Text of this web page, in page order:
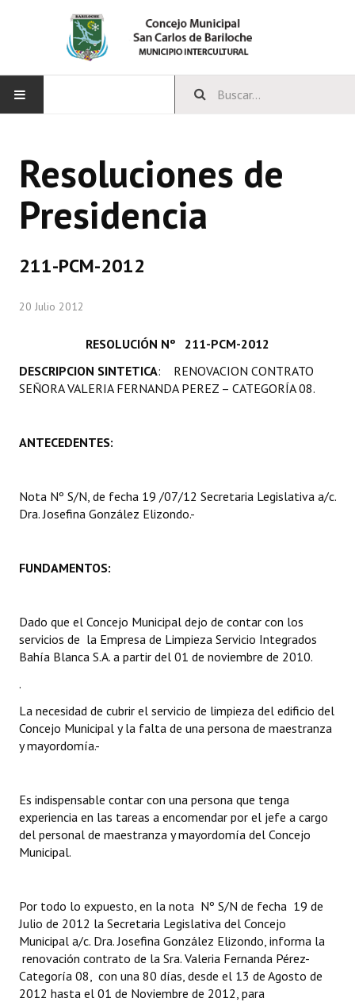
CONCEJO
Bloques Políticos
Comisiones Permanentes
Comisiones Especiales
Concejales Mandato Cumplido
Programas
Constitución Nacional
Carta Orgánica 2007
Digesto
DOCUMENTOS
Proyectos Presentados
Dictámenes Asesoría Letrada
Informes de Unidad Coordinadora
Ejecución Presupuestaria
NORMATIVA
Comunicaciones
Declaraciones
Resoluciones de
Presidencia
211-PCM-2012
20 Julio 2012
RESOLUCIÓN Nº 211-PCM-2012
DESCRIPCION SINTETICA: RENOVACION CONTRATO
SEÑORA VALERIA FERNANDA PEREZ – CATEGORÍA 08.
ANTECEDENTES:
Nota Nº S/N, de fecha 19 /07/12 Secretaria Legislativa a/c.
Dra. Josefina González Elizondo.-
FUNDAMENTOS:
Dado que el Concejo Municipal dejo de contar con los
servicios de la Empresa de Limpieza Servicio Integrados
Bahía Blanca S.A. a partir del 01 de noviembre de 2010.
.
La necesidad de cubrir el servicio de limpieza del edificio del
Concejo Municipal y la falta de una persona de maestranza
y mayordomía.-
Es indispensable contar con una persona que tenga
experiencia en las tareas a encomendar por el jefe a cargo
del personal de maestranza y mayordomía del Concejo
Municipal.
Por todo lo expuesto, en la nota Nº S/N de fecha 19 de
Julio de 2012 la Secretaria Legislativa del Concejo
Municipal a/c. Dra. Josefina González Elizondo, informa la
renovación contrato de la Sra. Valeria Fernanda Pérez-
Categoría 08, con una 80 días, desde el 13 de Agosto de
2012 hasta el 01 de Noviembre de 2012, para